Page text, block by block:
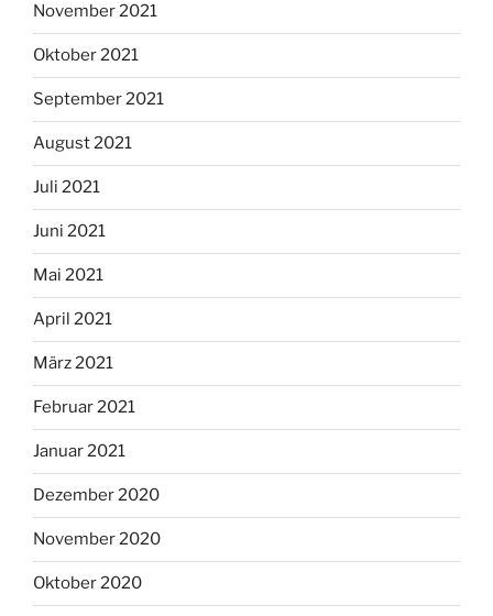
November 2021
Oktober 2021
September 2021
August 2021
Juli 2021
Juni 2021
Mai 2021
April 2021
März 2021
Februar 2021
Januar 2021
Dezember 2020
November 2020
Oktober 2020